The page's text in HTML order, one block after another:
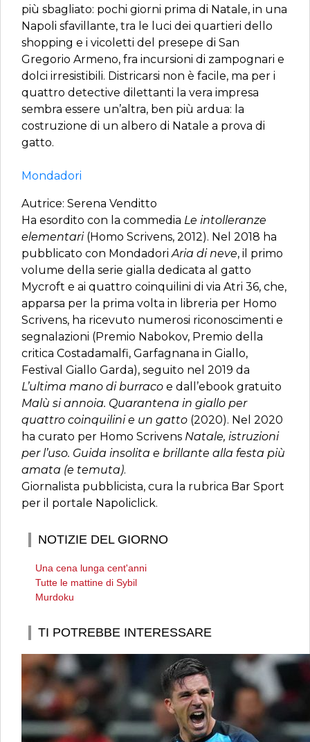
più sbagliato: pochi giorni prima di Natale, in una
Napoli sfavillante, tra le luci dei quartieri dello
shopping e i vicoletti del presepe di San
Gregorio Armeno, fra incursioni di zampognari e
dolci irresistibili. Districarsi non è facile, ma per i
quattro detective dilettanti la vera impresa
sembra essere un’altra, ben più ardua: la
costruzione di un albero di Natale a prova di
gatto.
Mondadori
Autrice: Serena Venditto
Ha esordito con la commedia Le intolleranze
elementari(Homo Scrivens, 2012). Nel 2018 ha
pubblicato con MondadoriAria di neve, il primo
volume della serie gialla dedicata al gatto
Mycroft e ai quattro coinquilini di via Atri 36, che,
apparsa per la prima volta in libreria per Homo
Scrivens, ha ricevuto numerosi riconoscimenti e
segnalazioni (Premio Nabokov, Premio della
critica Costadamalfi, Garfagnana in Giallo,
Festival Giallo Garda), seguito nel 2019 da
L’ultima mano di burraco e dall’ebook gratuito
Malù si annoia. Quarantena in giallo per
quattro coinquilini e un gatto (2020). Nel 2020
ha curato per Homo Scrivens Natale, istruzioni
per l’uso. Guida insolita e brillante alla festa più
amata (e temuta).
Giornalista pubblicista, cura la rubrica Bar Sport
per il portale Napoliclick.
NOTIZIE DEL GIORNO
Una cena lunga cent'anni
Tutte le mattine di Sybil
Murdoku
TI POTREBBE INTERESSARE